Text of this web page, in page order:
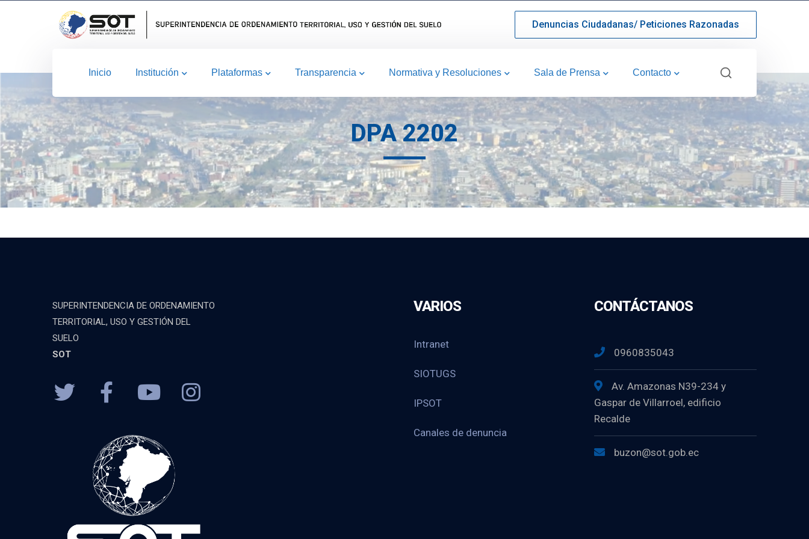
Denuncias Ciudadanas/ Peticiones Razonadas
Inicio Institución Plataformas Transparencia Normativa y Resoluciones Sala de Prensa Contacto
DPA 2202
SUPERINTENDENCIA DE ORDENAMIENTO
TERRITORIAL, USO Y GESTIÓN DEL
SUELO
SOT
VARIOS
Intranet
SIOTUGS
IPSOT
Canales de denuncia
CONTÁCTANOS
0960835043
Av. Amazonas N39-234 y
Gaspar de Villarroel, edificio
Recalde
buzon@sot.gob.ec